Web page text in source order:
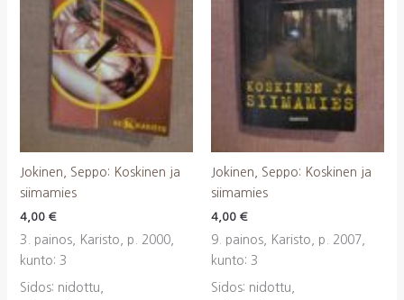
Jokinen, Seppo: Koskinen ja
siimamies
4,00 €
3. painos, Karisto, p. 2000,
kunto: 3
Sidos: nidottu,
Jokinen, Seppo: Koskinen ja
siimamies
4,00 €
9. painos, Karisto, p. 2007,
kunto: 3
Sidos: nidottu,